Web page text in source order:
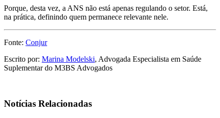
Porque, desta vez, a ANS não está apenas regulando o setor. Está,
na prática, definindo quem permanece relevante nele.
Fonte: Conjur
Escrito por: Marina Modelski, Advogada Especialista em Saúde
Suplementar do M3BS Advogados
Notícias Relacionadas